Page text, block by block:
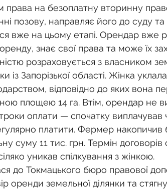
Суд Будівництво
земельних прав Юридичні
на безоплатну вторинну
позову, направляє його до суду
вже на цьому етапі. Орендар вже
знає свої права та може їх
розраховується з власником
із Запорізької області. Жінка
відповідно до яких вона
площею 14 га. Втім, орендар не
оплати — спочатку виплачував
платити. Фермер накопичив
суму 11 тис. грн. Термін
уникав спілкування з жінкою.
до Токмацького бюро правової
оренди земельної ділянки та